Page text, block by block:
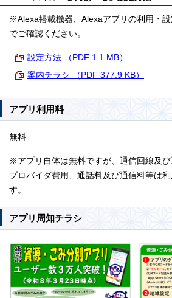
※Alexa搭載機器、Alexaアプリの利用・
でご確認ください。
設定方法 （PDF 1.1 MB）
案内チラシ （PDF 377.9 KB）
アプリ利用料
無料
※アプリ自体は無料ですが、通信回線及
プロバイダ費用、通話料及び通信料等は
す。
アプリ周知チラシ